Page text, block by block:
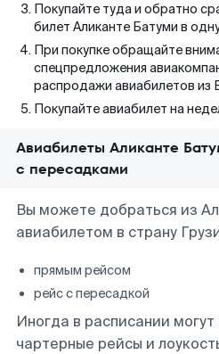
Покупайте туда и обратно
билет Аликанте Батуми в
При покупке обращайте
спецпредложения
распродажи авиабилетов из
Покупайте авиабилет на
Авиабилеты Аликанте
с пересадками
Вы можете добраться из
авиабилетом в страну
прямым рейсом
рейс с пересадкой
Иногда в расписании могут
чартерные рейсы и